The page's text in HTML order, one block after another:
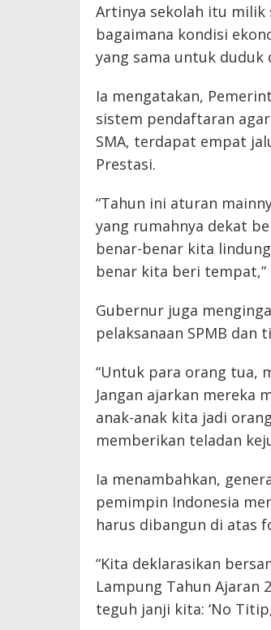
Artinya sekolah itu milik
bagaimana kondisi
yang sama untuk duduk
Ia mengatakan,
sistem pendaftaran
SMA, terdapat empat
Prestasi.
“Tahun ini aturan
yang rumahnya dekat
benar-benar kita
benar kita beri tempat,”
Gubernur juga
pelaksanaan SPMB
“Untuk para orang tua,
Jangan ajarkan mereka
anak-anak kita jadi
memberikan teladan
Ia menambahkan,
pemimpin Indonesia
harus dibangun di atas
“Kita deklarasikan
Lampung Tahun Ajaran
teguh janji kita: ‘No